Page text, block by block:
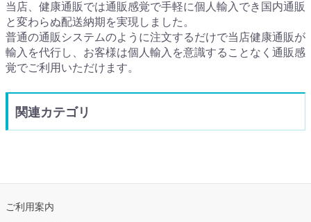
当店、健康通販では通販感覚で手軽に個人輸入でき国内通販
と変わらぬ配送納期を実現しました。
普通の通販システムのように注文するだけで当店健康通販が
輸入を代行し、お客様は個人輸入を意識することなく通販感
覚でご利用いただけます。
関連カテゴリ
ご利用案内